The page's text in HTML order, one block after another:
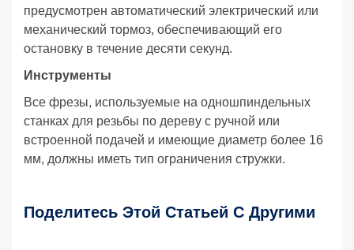
предусмотрен автоматический электрический или
механический тормоз, обеспечивающий его
остановку в течение десяти секунд.
Инструменты
Все фрезы, используемые на одношпиндельных
станках для резьбы по дереву с ручной или
встроенной подачей и имеющие диаметр более 16
мм, должны иметь тип ограничения стружки.
Поделитесь Этой Статьей С Другими